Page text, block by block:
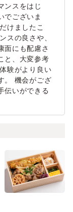
ンスをはじ
でございま
けましたこ
スの良さや、
面にも配慮さ
と、大変参考
験がより良い
。 機会がござ
伝いができる